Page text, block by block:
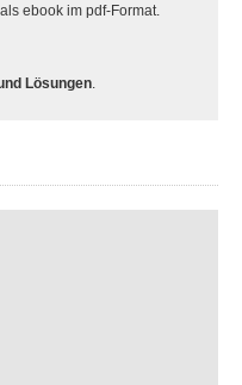
als ebook im pdf-Format.
Lösungen.